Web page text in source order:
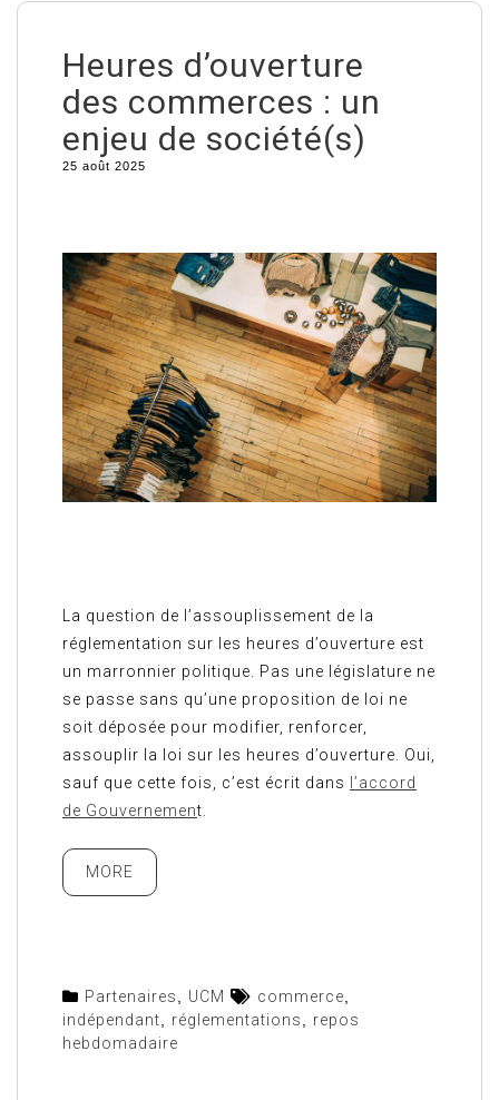
Heures d’ouverture
des commerces : un
enjeu de société(s)
25 août 2025
La question de l’assouplissement de la
réglementation sur les heures d’ouverture est
un marronnier politique. Pas une législature ne
se passe sans qu’une proposition de loi ne
soit déposée pour modifier, renforcer,
assouplir la loi sur les heures d’ouverture. Oui,
sauf que cette fois, c’est écrit dans
l’accord
de Gouvernement.
MORE
Partenaires, UCM commerce,
indépendant, réglementations, repos
hebdomadaire